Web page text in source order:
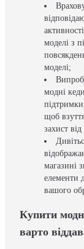
моделі з
моделі;
модні
щоб
захист
магазині
елементи
вашого
Купити
варто